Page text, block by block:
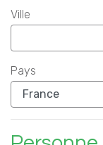
Ville
Pays